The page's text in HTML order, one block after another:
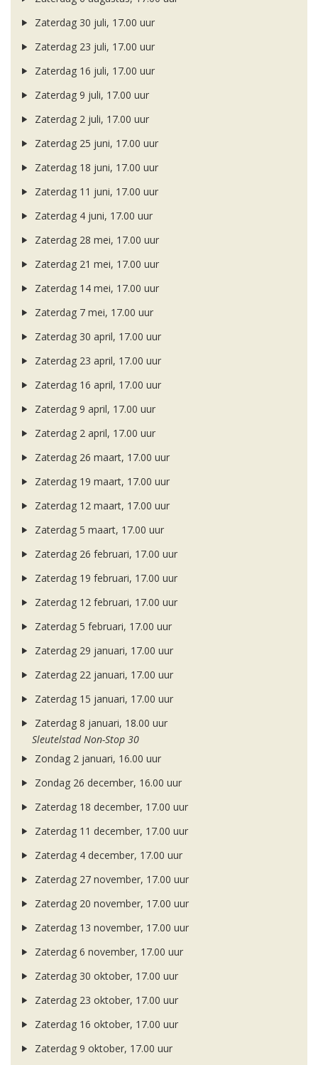
Zaterdag 30 juli, 17.00 uur
Zaterdag 23 juli, 17.00 uur
Zaterdag 16 juli, 17.00 uur
Zaterdag 9 juli, 17.00 uur
Zaterdag 2 juli, 17.00 uur
Zaterdag 25 juni, 17.00 uur
Zaterdag 18 juni, 17.00 uur
Zaterdag 11 juni, 17.00 uur
Zaterdag 4 juni, 17.00 uur
Zaterdag 28 mei, 17.00 uur
Zaterdag 21 mei, 17.00 uur
Zaterdag 14 mei, 17.00 uur
Zaterdag 7 mei, 17.00 uur
Zaterdag 30 april, 17.00 uur
Zaterdag 23 april, 17.00 uur
Zaterdag 16 april, 17.00 uur
Zaterdag 9 april, 17.00 uur
Zaterdag 2 april, 17.00 uur
Zaterdag 26 maart, 17.00 uur
Zaterdag 19 maart, 17.00 uur
Zaterdag 12 maart, 17.00 uur
Zaterdag 5 maart, 17.00 uur
Zaterdag 26 februari, 17.00 uur
Zaterdag 19 februari, 17.00 uur
Zaterdag 12 februari, 17.00 uur
Zaterdag 5 februari, 17.00 uur
Zaterdag 29 januari, 17.00 uur
Zaterdag 22 januari, 17.00 uur
Zaterdag 15 januari, 17.00 uur
Zaterdag 8 januari, 18.00 uur
Sleutelstad Non-Stop 30
Zondag 2 januari, 16.00 uur
Zondag 26 december, 16.00 uur
Zaterdag 18 december, 17.00 uur
Zaterdag 11 december, 17.00 uur
Zaterdag 4 december, 17.00 uur
Zaterdag 27 november, 17.00 uur
Zaterdag 20 november, 17.00 uur
Zaterdag 13 november, 17.00 uur
Zaterdag 6 november, 17.00 uur
Zaterdag 30 oktober, 17.00 uur
Zaterdag 23 oktober, 17.00 uur
Zaterdag 16 oktober, 17.00 uur
Zaterdag 9 oktober, 17.00 uur